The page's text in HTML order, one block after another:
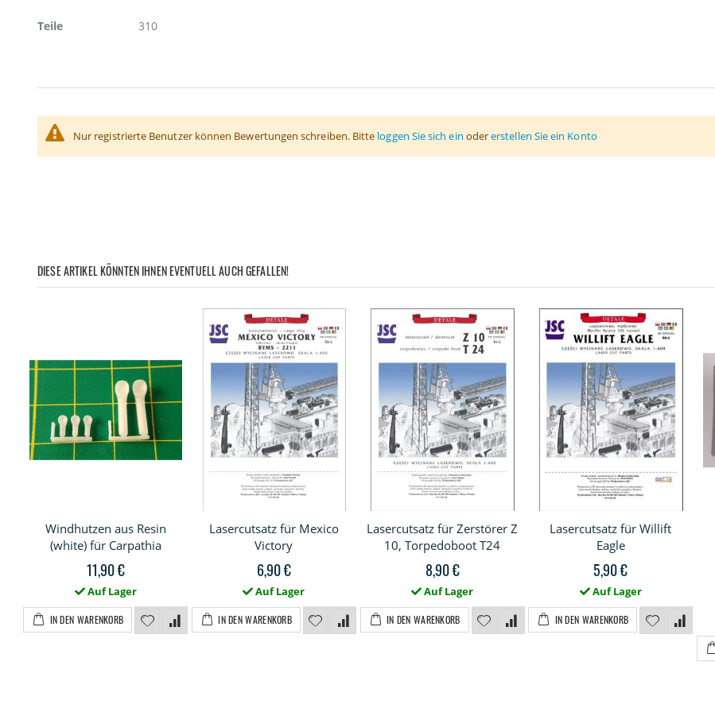
Teile 310
Nur registrierte Benutzer können Bewertungen schreiben. Bitte loggen Sie sich ein odererstellen Sie ein Konto
DIESE ARTIKEL KÖNNTEN IHNEN EVENTUELL AUCH GEFALLEN!
Windhutzen aus Resin
(white) für Carpathia
11,90 €
Auf Lager
IN DEN WARENKORB
Lasercutsatz für Mexico
Victory
6,90 €
Auf Lager
IN DEN WARENKORB
Lasercutsatz für Zerstörer Z
10, Torpedoboot T24
8,90 €
Auf Lager
IN DEN WARENKORB
Lasercutsatz für Willift
Eagle
5,90 €
Auf Lager
IN DEN WARENKORB